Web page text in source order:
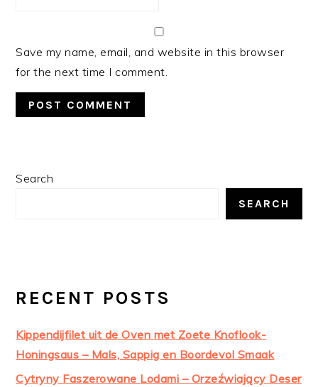
Save my name, email, and website in this browser
for the next time I comment.
PRIMARY
Search
SEARCH
RECENT POSTS
Kippendijfilet uit de Oven met Zoete Knoflook-
Honingsaus – Mals, Sappig en Boordevol Smaak
Cytryny Faszerowane Lodami – Orzeźwiający Deser